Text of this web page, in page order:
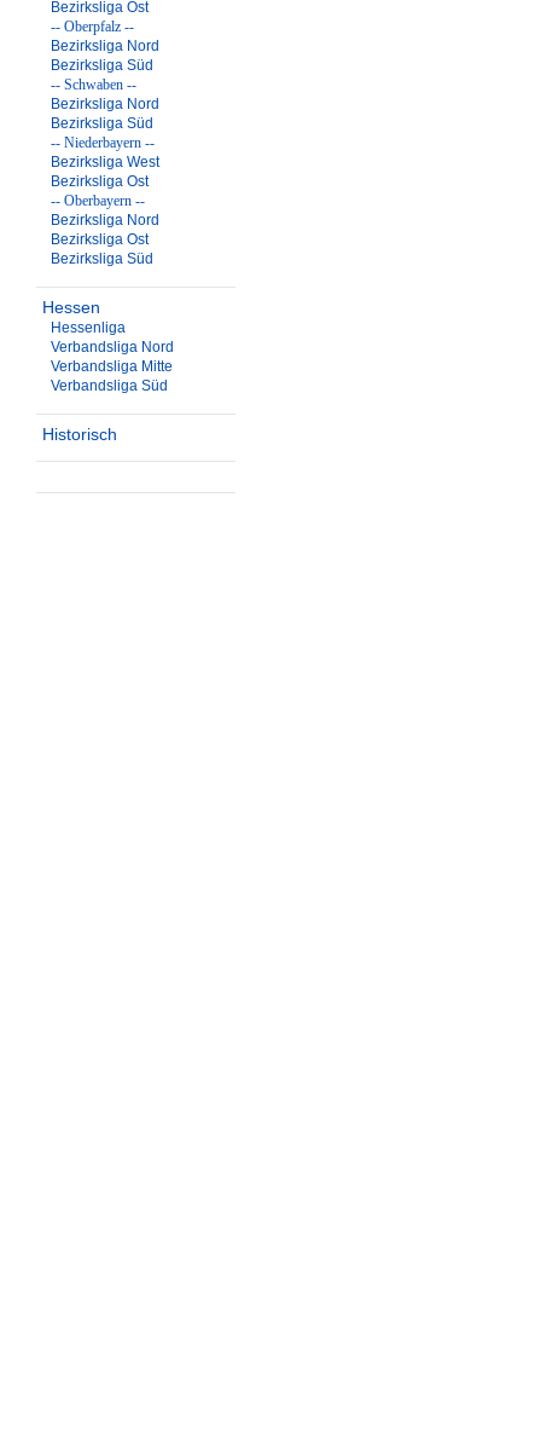
Bezirksliga Ost
-- Oberpfalz --
Bezirksliga Nord
Bezirksliga Süd
-- Schwaben --
Bezirksliga Nord
Bezirksliga Süd
-- Niederbayern --
Bezirksliga West
Bezirksliga Ost
-- Oberbayern --
Bezirksliga Nord
Bezirksliga Ost
Bezirksliga Süd
Hessen
Hessenliga
Verbandsliga Nord
Verbandsliga Mitte
Verbandsliga Süd
Historisch